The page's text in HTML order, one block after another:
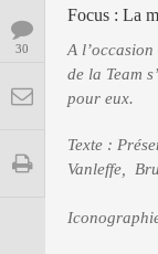
CINE-SERIES-
MUSIQUE
LA BRUCE TEAM
30
Focus : La
A
de la Team
pour eux.
Texte :
Vanleffe,
Marvel Mattie
Panini Patrick
Présence
Tornado Urban